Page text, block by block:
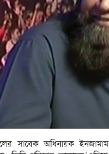
সাবেক অধিনায়ক